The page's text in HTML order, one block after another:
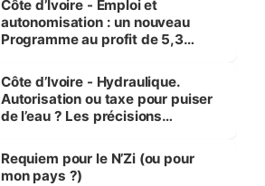
Côte d’Ivoire - Emploi et
autonomisation : un nouveau
Programme au profit de 5,3
Côte d’Ivoire - Hydraulique.
Autorisation ou taxe pour puiser
de l’eau ? Les précisions
Requiem pour le N’Zi (ou pour
mon pays ?)